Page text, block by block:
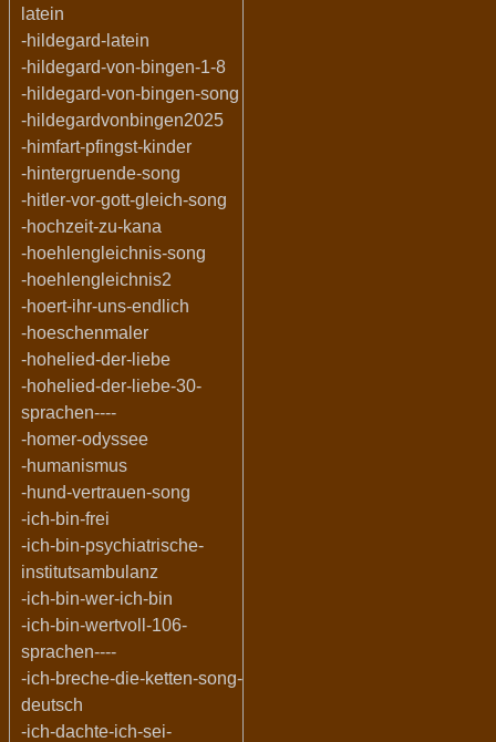
latein
-hildegard-latein
-hildegard-von-bingen-1-8
-hildegard-von-bingen-song
-hildegardvonbingen2025
-himfart-pfingst-kinder
-hintergruende-song
-hitler-vor-gott-gleich-song
-hochzeit-zu-kana
-hoehlengleichnis-song
-hoehlengleichnis2
-hoert-ihr-uns-endlich
-hoeschenmaler
-hohelied-der-liebe
-hohelied-der-liebe-30-
sprachen----
-homer-odyssee
-humanismus
-hund-vertrauen-song
-ich-bin-frei
-ich-bin-psychiatrische-
institutsambulanz
-ich-bin-wer-ich-bin
-ich-bin-wertvoll-106-
sprachen----
-ich-breche-die-ketten-song-
deutsch
-ich-dachte-ich-sei-